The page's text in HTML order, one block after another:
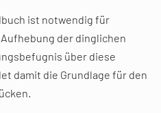
ist notwendig für
der dinglichen
über diese
damit die Grundlage für den